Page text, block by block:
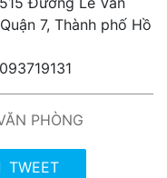
7, Thành phố Hồ
PHÒNG
TWEET